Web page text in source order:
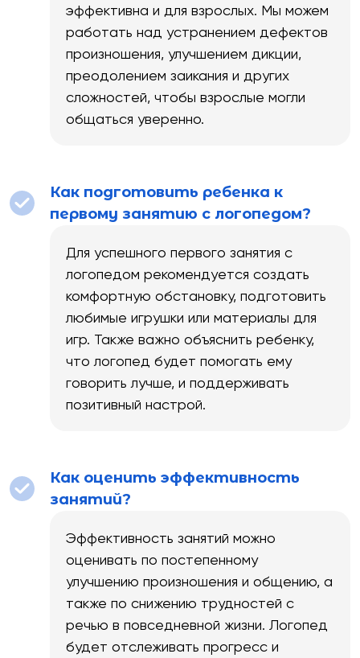
эффективна и для взрослых. Мы можем
работать над устранением дефектов
произношения, улучшением дикции,
преодолением заикания и других
сложностей, чтобы взрослые могли
общаться уверенно.
Как подготовить ребенка к
первому занятию с логопедом?
Для успешного первого занятия с
логопедом рекомендуется создать
комфортную обстановку, подготовить
любимые игрушки или материалы для
игр. Также важно объяснить ребенку,
что логопед будет помогать ему
говорить лучше, и поддерживать
позитивный настрой.
Как оценить эффективность
занятий?
Эффективность занятий можно
оценивать по постепенному
улучшению произношения и общению, а
также по снижению трудностей с
речью в повседневной жизни. Логопед
будет отслеживать прогресс и